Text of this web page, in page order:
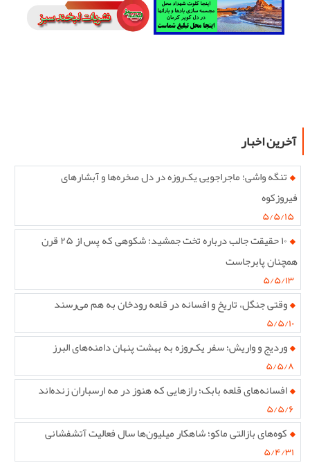
آخرین اخبار
تنگه واشی؛ ماجراجویی یک‌روزه در دل صخره‌ها و آبشارهای
فیروزکوه
۵/۵/۱۵
۱۰ حقیقت جالب درباره تخت جمشید؛ شکوهی که پس از ۲۵ قرن
همچنان پابرجاست
۵/۵/۱۳
وقتی جنگل، تاریخ و افسانه در قلعه رودخان به هم می‌رسند
۵/۵/۱۰
وردیج و واریش؛ سفر یک‌روزه به بهشت پنهان دامنه‌های البرز
۵/۵/۸
افسانه‌های قلعه بابک؛ رازهایی که هنوز در مه ارسباران زنده‌اند
۵/۵/۶
کوه‌های بازالتی ماکو؛ شاهکار میلیون‌ها سال فعالیت آتشفشانی
۵/۴/۳۱